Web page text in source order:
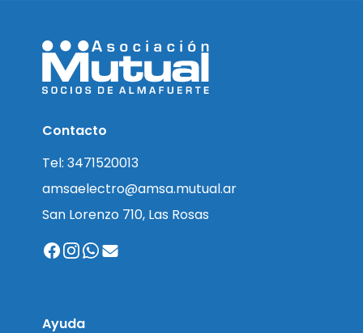
Contacto
Tel: 3471520013
amsaelectro@amsa.mutual.ar
San Lorenzo 710, Las Rosas
Ayuda